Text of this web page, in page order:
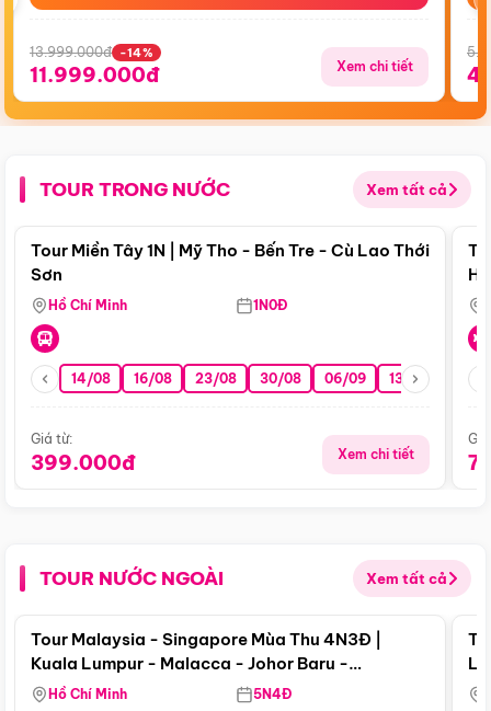
13.999.000đ -14%
11.999.000đ Xem chi tiết
TOUR TRONG NƯỚC Xem tất cả
Điểm nổi bật
Tour Miền Tây 1N | Mỹ Tho - Bến Tre - Cù Lao Thới
Sơn
Hồ Chí Minh 1N0Đ
14/08 16/08 23/08 30/08 06/09 13/09 20/09
Giá từ:
399.000đ Xem chi tiết
TOUR NƯỚC NGOÀI Xem tất cả
Điểm nổi bật
Tour Malaysia - Singapore Mùa Thu 4N3Đ |
Kuala Lumpur - Malacca - Johor Baru -
Singapore
Hồ Chí Minh 5N4Đ